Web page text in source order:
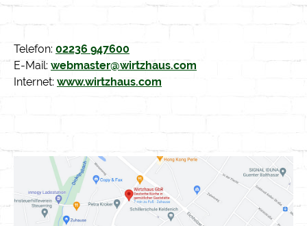
Telefon: 02236 947600
E-Mail: webmaster@wirtzhaus.com
Internet: www.wirtzhaus.com